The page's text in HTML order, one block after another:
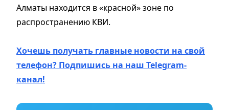
Алматы находится в «красной» зоне по
распространению КВИ.
Хочешь получать главные новости на свой
телефон? Подпишись на наш Telegram-
канал!